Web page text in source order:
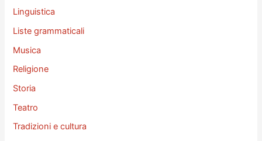
Linguistica
Liste grammaticali
Musica
Religione
Storia
Teatro
Tradizioni e cultura